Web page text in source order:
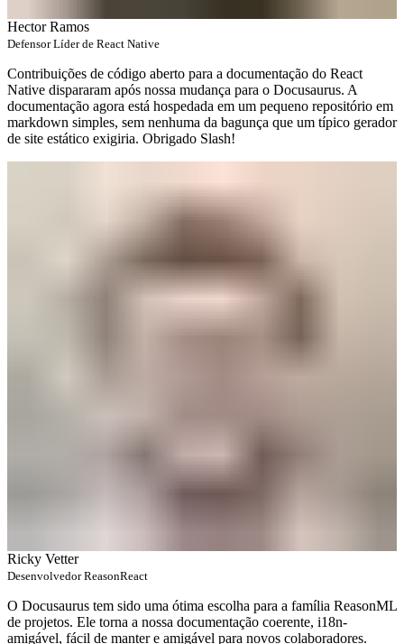
Hector Ramos
Defensor Líder de React Native
Contribuições de código aberto para a documentação do React
Native dispararam após nossa mudança para o Docusaurus. A
documentação agora está hospedada em um pequeno repositório em
markdown simples, sem nenhuma da bagunça que um típico gerador
de site estático exigiria. Obrigado Slash!
Ricky Vetter
Desenvolvedor ReasonReact
O Docusaurus tem sido uma ótima escolha para a família ReasonML
de projetos. Ele torna a nossa documentação coerente, i18n-
amigável, fácil de manter e amigável para novos colaboradores.